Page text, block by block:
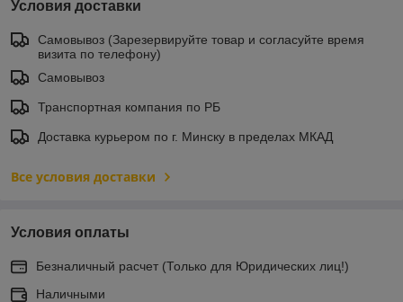
Условия доставки
Самовывоз (Зарезервируйте товар и согласуйте время
визита по телефону)
Самовывоз
Транспортная компания по РБ
Доставка курьером по г. Минску в пределах МКАД
Все условия доставки
Условия оплаты
Безналичный расчет (Только для Юридических лиц!)
Наличными